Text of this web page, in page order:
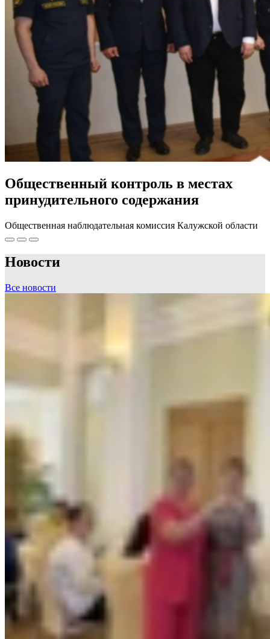
Общественный контроль в местах
принудительного содержания
Общественная наблюдательная комиссия Калужской области
Новости
Все новости